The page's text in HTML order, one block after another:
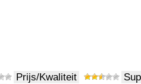
Prijs/Kwaliteit